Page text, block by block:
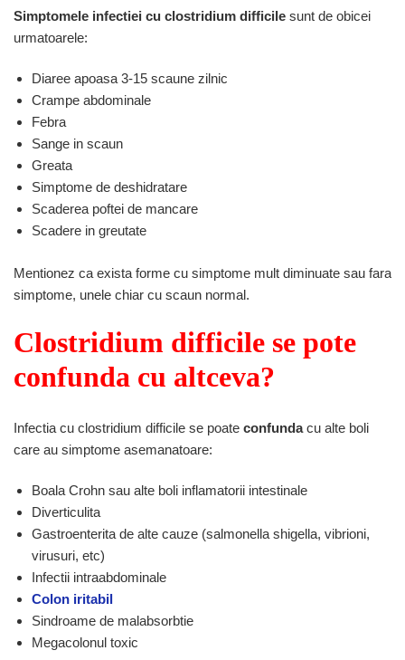
Simptomele infectiei cu clostridium difficile sunt de obicei
urmatoarele:
Diaree apoasa 3-15 scaune zilnic
Crampe abdominale
Febra
Sange in scaun
Greata
Simptome de deshidratare
Scaderea poftei de mancare
Scadere in greutate
Mentionez ca exista forme cu simptome mult diminuate sau fara
simptome, unele chiar cu scaun normal.
Clostridium difficile se pote
confunda cu altceva?
Infectia cu clostridium difficile se poate confundacu alte boli
care au simptome asemanatoare:
Boala Crohn sau alte boli inflamatorii intestinale
Diverticulita
Gastroenterita de alte cauze (salmonella shigella, vibrioni,
virusuri, etc)
Infectii intraabdominale
Colon iritabil
Sindroame de malabsorbtie
Megacolonul toxic